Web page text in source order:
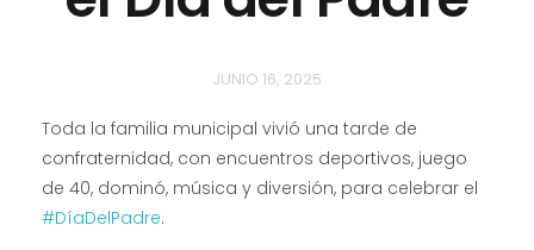
JUNIO 16, 2025
Toda la familia municipal vivió una tarde de
confraternidad, con encuentros deportivos, juego
de 40, dominó, música y diversión, para celebrar el
#DíaDelPadre.